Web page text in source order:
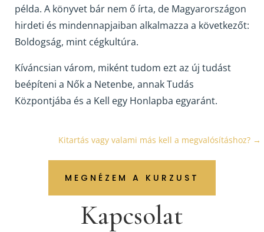
példa. A könyvet bár nem ő írta, de Magyarországon
hirdeti és mindennapjaiban alkalmazza a következőt:
Boldogság, mint cégkultúra.
Kíváncsian várom, miként tudom ezt az új tudást
beépíteni a Nők a Netenbe, annak Tudás
Központjába és a Kell egy Honlapba egyaránt.
Kitartás vagy valami más kell a megvalósításhoz? →
MEGNÉZEM A KURZUST
Kapcsolat